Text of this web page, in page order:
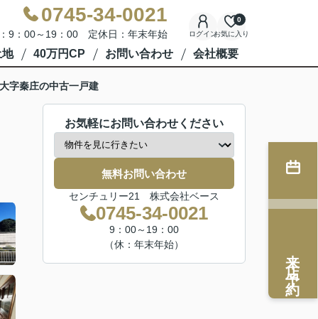
0745-34-0021
9：00～19：00 定休日：年末年始 ログインお気に入り
0
地 40万円CP お問い合わせ 会社概要
字秦庄の中古一戸建
お気軽にお問い合わせください
無料お問い合わせ
センチュリー21 株式会社ベース
0745-34-0021
9：00～19：00
（休：年末年始）
来店予約